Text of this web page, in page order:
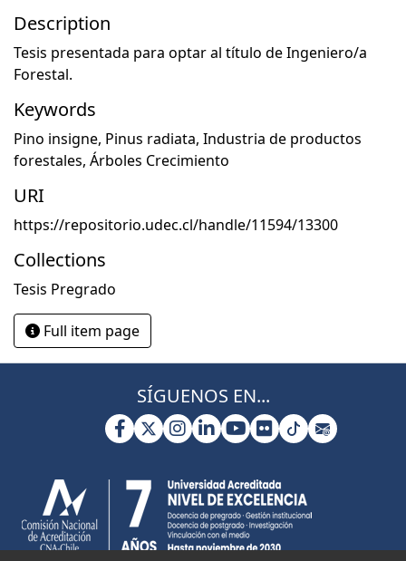
Description
Tesis presentada para optar al título de Ingeniero/a
Forestal.
Keywords
Pino insigne, Pinus radiata, Industria de productos
forestales, Árboles Crecimiento
URI
https://repositorio.udec.cl/handle/11594/13300
Collections
Tesis Pregrado
Full item page
SÍGUENOS EN...